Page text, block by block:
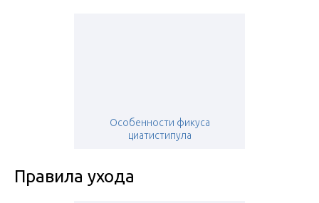
Особенности фикуса
циатистипула
Правила ухода